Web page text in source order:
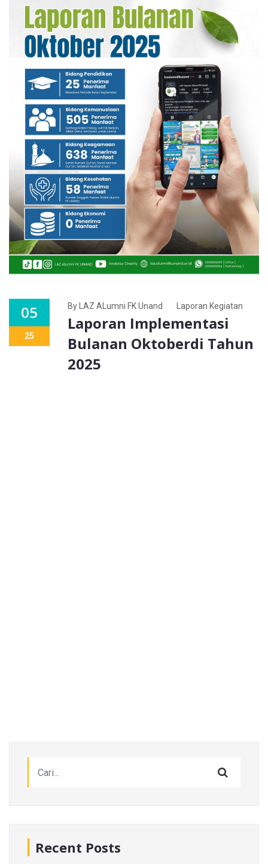
05
25
By LAZ ALumni FK Unand Laporan Kegiatan
Laporan Implementasi
Bulanan Oktoberdi Tahun
2025
Recent Posts